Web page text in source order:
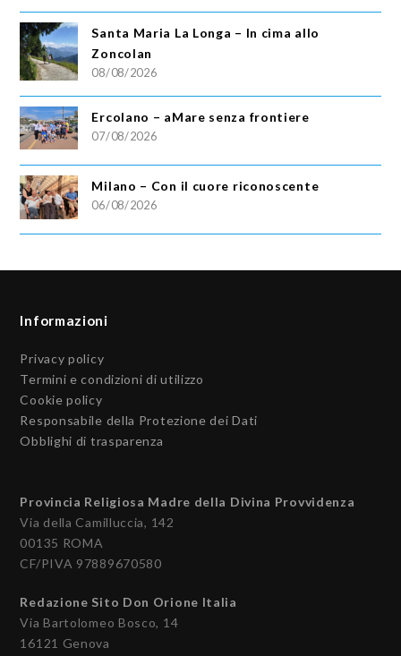
Santa Maria La Longa – In cima allo
Zoncolan
08/08/2026
Ercolano – aMare senza frontiere
07/08/2026
Milano – Con il cuore riconoscente
06/08/2026
Informazioni
Privacy policy
Termini e condizioni di utilizzo
Cookie policy
Responsabile della Protezione dei Dati
Obblighi di trasparenza
Provincia Religiosa Madre della Divina Provvidenza
Via della Camilluccia, 142
00135 ROMA
CF/PIVA 97889670580
Redazione Sito Don Orione Italia
Via Bartolomeo Bosco, 14
16121 Genova